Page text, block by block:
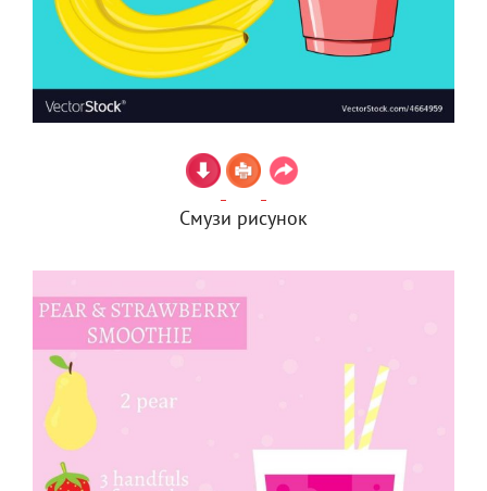
Смузи рисунок